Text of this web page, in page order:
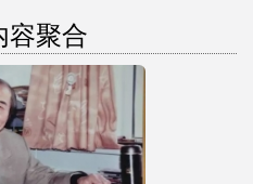
容聚合